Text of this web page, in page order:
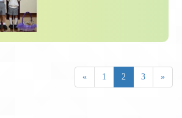
« 1 2 3 »